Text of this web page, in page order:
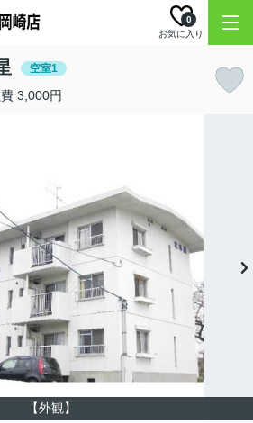
お気に入り
0
空室1
3,000円
【外観】